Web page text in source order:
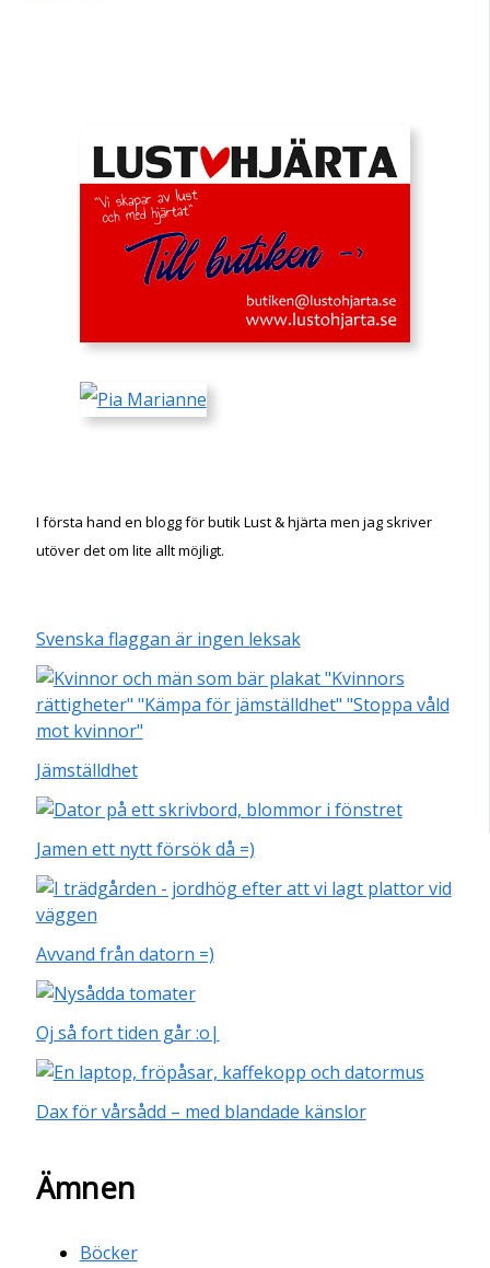
I första hand en blogg för butik Lust & hjärta men jag skriver
utöver det om lite allt möjligt.
Svenska flaggan är ingen leksak
Jämställdhet
Jamen ett nytt försök då =)
Avvand från datorn =)
Oj så fort tiden går :o|
Dax för vårsådd – med blandade känslor
Ämnen
Böcker